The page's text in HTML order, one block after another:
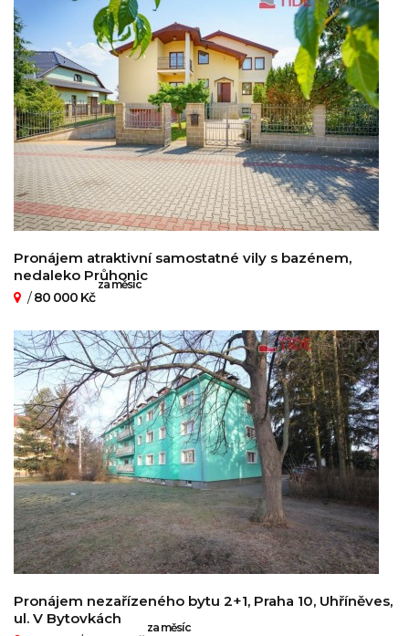
Pronájem atraktivní samostatné vily s bazénem,
nedaleko Průhonic
/80 000 Kč
za měsíc
Pronájem nezařízeného bytu 2+1, Praha 10, Uhříněves,
ul. V Bytovkách
za měsíc